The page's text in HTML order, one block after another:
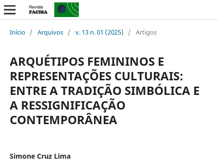
Início / Arquivos / v. 13 n. 01 (2025) / Artigos
ARQUÉTIPOS FEMININOS E
REPRESENTAÇÕES CULTURAIS:
ENTRE A TRADIÇÃO SIMBÓLICA E
A RESSIGNIFICAÇÃO
CONTEMPORÂNEA
Simone Cruz Lima